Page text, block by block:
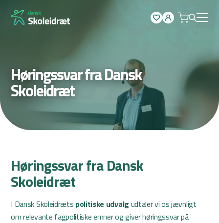
Høringssvar fra Dansk
Skoleidræt
Høringssvar fra Dansk
Skoleidræt
I Dansk Skoleidræts politiske udvalg udtaler vi os jævnligt
om relevante fagpolitiske emner og giver høringssvar på